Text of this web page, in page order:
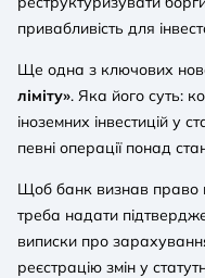
привабливість для
Ще одна з ключових
ліміту». Яка його суть:
іноземних інвестицій у
певні операції понад
Щоб банк визнав право
треба надати
виписки про
реєстрацію змін у